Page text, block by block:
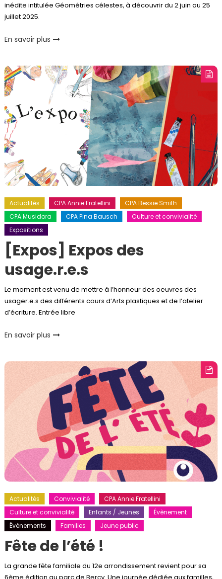
inédite intitulée Géométries célestes, à découvrir du 2 juin au 25
juillet 2025.
En savoir plus
Actualités CPA Annie Fratellini
CPA Bessie Smith
CPA Musidora
CPA Pina Bausch
Culture et convivialité
Expositions
[Expos] Expos des
usage.r.e.s
Le moment est venu de mettre à l’honneur des oeuvres des
usager.e.s des différents cours d’Arts plastiques et de l’atelier
d’écriture. Entrée libre
En savoir plus
Actualités Convivialité
CPA Annie Fratellini
Culture et convivialité
Enfants / Jeunes
Évènement
Événements
Familles Jeune public
Fête de l’été !
La grande fête familiale du 12e arrondissement revient pour sa